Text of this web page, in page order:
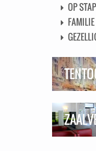
OP STAP
FAMILIE